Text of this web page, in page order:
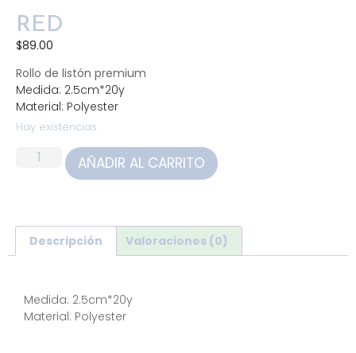
RED
$89.00
Rollo de listón premium
Medida: 2.5cm*20y
Material: Polyester
Hay existencias
AÑADIR AL CARRITO
Descripción Valoraciones (0)
Medida: 2.5cm*20y
Material: Polyester